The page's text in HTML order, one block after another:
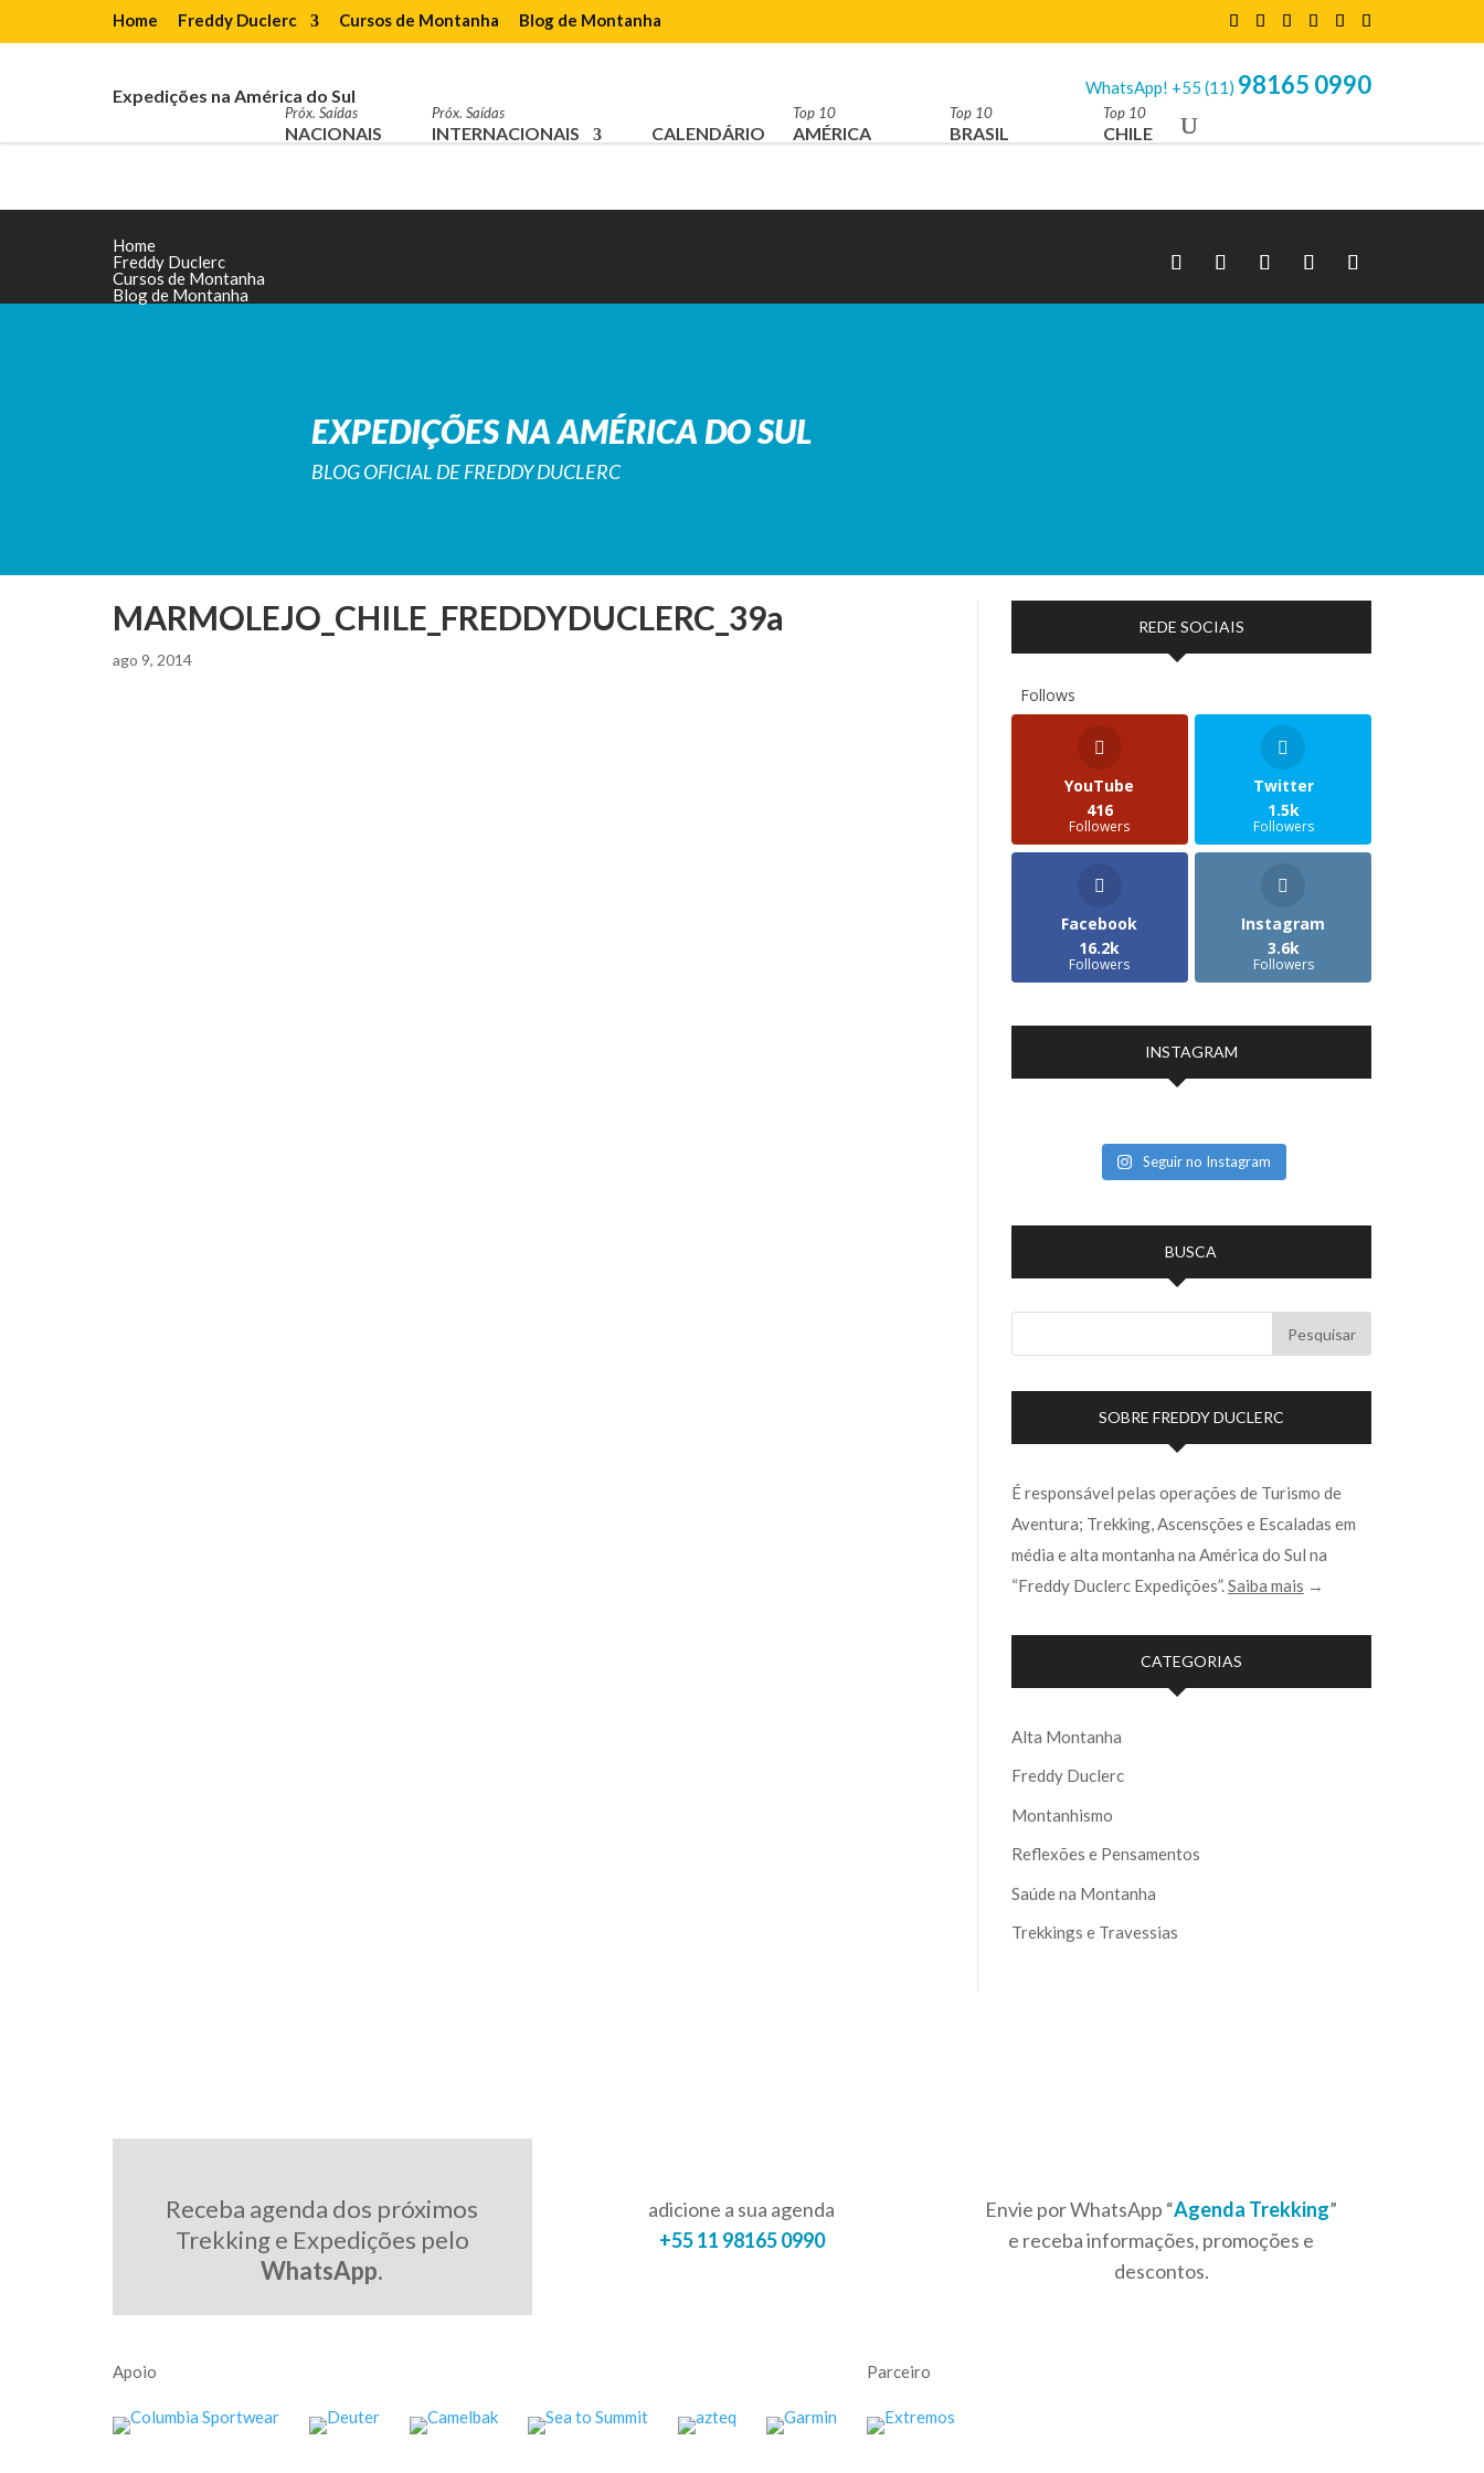
Home Freddy Duclerc Cursos de Montanha Blog de Montanha
Expedições na América do Sul WhatsApp! +55 (11) 98165 0990
Próx. Saídas
NACIONAIS
Próx. Saídas
INTERNACIONAIS CALENDÁRIO
Top 10
AMÉRICA
Top 10
BRASIL
Top 10
CHILE
Home
Freddy Duclerc
Cursos de Montanha
Blog de Montanha
EXPEDIÇÕES NA AMÉRICA DO SUL
BLOG OFICIAL DE FREDDY DUCLERC
MARMOLEJO_CHILE_FREDDYDUCLERC_39a
ago 9, 2014
REDE SOCIAIS
Follows
YouTube
416
Followers
Twitter
1.5k
Followers
Facebook
16.2k
Followers
Instagram
3.6k
Followers
INSTAGRAM
Seguir no Instagram
BUSCA
SOBRE FREDDY DUCLERC
É responsável pelas operações de Turismo de
Aventura; Trekking, Ascensções e Escaladas em
média e alta montanha na América do Sul na
“Freddy Duclerc Expedições”.Saiba mais →
CATEGORIAS
Alta Montanha
Freddy Duclerc
Montanhismo
Reflexões e Pensamentos
Saúde na Montanha
Trekkings e Travessias
Receba agenda dos próximos
Trekking e Expedições pelo
WhatsApp.
adicione a sua agenda
+55 11 98165 0990
Envie por WhatsApp “Agenda Trekking”
e receba informações, promoções e
descontos.
Apoio Parceiro